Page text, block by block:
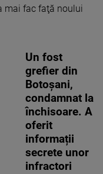
mai fac faţă noului
Un fost
grefier din
Botoșani,
condamnat la
închisoare. A
oferit
informații
secrete unor
infractori